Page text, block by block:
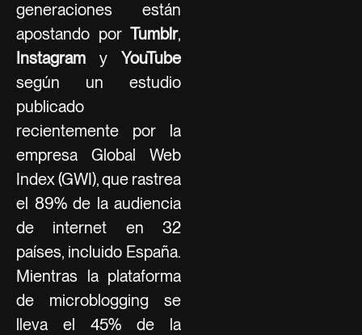
generaciones están
apostando por Tumblr,
Instagram y YouTube
según un estudio
publicado
recientemente por la
empresa Global Web
Index (GWI), que rastrea
el 89% de la audiencia
de internet en 32
países, incluido España.
Mientras la plataforma
de microblogging se
lleva el 45% de la